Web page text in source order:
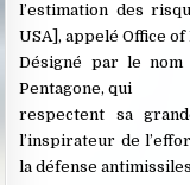
l’estimation des
USA], appelé Office
Désigné par le
Pentagone, qui
respectent sa
l’inspirateur de
la défense